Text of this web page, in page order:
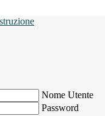
Nome Utente
Password